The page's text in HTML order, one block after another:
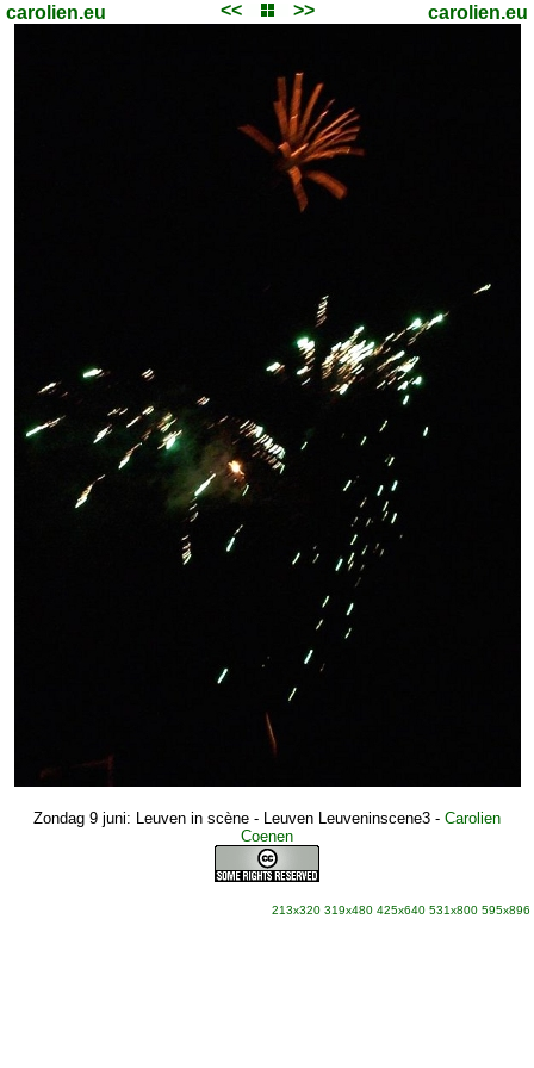
carolien.eu << >> carolien.eu
Zondag 9 juni: Leuven in scène - Leuven Leuveninscene3 - Carolien
Coenen
213x320 319x480 425x640 531x800 595x896